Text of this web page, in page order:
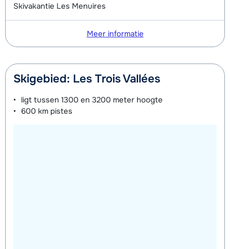
Skivakantie Les Menuires
Meer informatie
Skigebied: Les Trois Vallées
ligt tussen 1300 en 3200 meter hoogte
600 km pistes